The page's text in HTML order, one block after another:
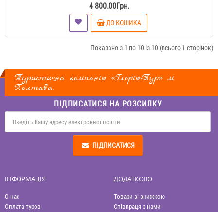
4 800.00Грн.
ДО КОШИКА
Показано з 1 по 10 із 10 (всього 1 сторінок)
Туристична компанія «Глорія-Тур» м.
Полтава.
ПІДПИСАТИСЯ НА РОЗСИЛКУ
ПІДПИСАТИСЯ
ІНФОРМАЦІЯ
О нас
Оплата туров
ДОДАТКОВО
Товари зі знижкою
Співпраця з нами